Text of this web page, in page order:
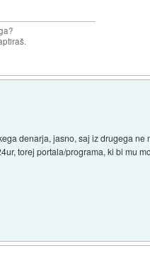
denarja, jasno, saj iz drugega
torej portala/programa, ki bi mu